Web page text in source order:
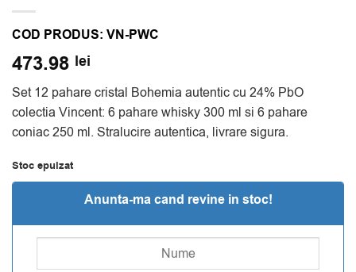
COD PRODUS: VN-PWC
473.98 lei
Set 12 pahare cristal Bohemia autentic cu 24% PbO
colectia Vincent: 6 pahare whisky 300 ml si 6 pahare
coniac 250 ml. Stralucire autentica, livrare sigura.
Stoc epuizat
Anunta-ma cand revine in stoc!